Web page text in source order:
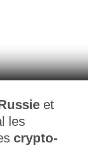
et
les
crypto-